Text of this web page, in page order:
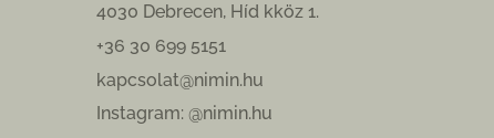
4030 Debrecen, Híd kköz 1.
+36 30 699 5151
kapcsolat@nimin.hu
Instagram: @nimin.hu